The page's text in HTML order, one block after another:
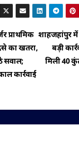
शाहजहांपुर में
बड़ी
मिली 40
प्राथमिक
का खतरा,
सवाल;
कार्रवाई